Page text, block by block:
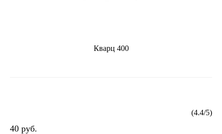
Кварц 400
(4.4/5)
40 руб.